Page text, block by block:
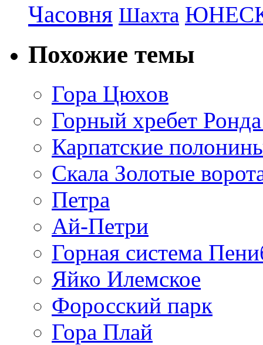
Часовня Шахта
Похожие темы
Гора Цюхов
Горный хребет
Карпатские
Скала Золотые
Петра
Ай-Петри
Горная система
Яйко Илемское
Форосский парк
Гора Плай